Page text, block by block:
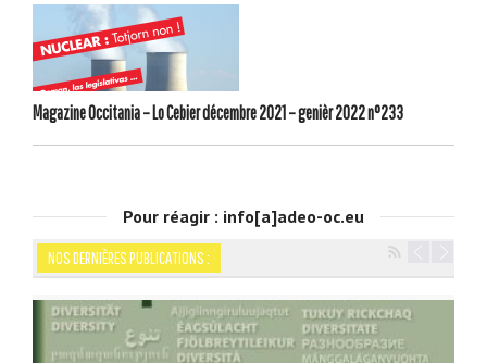
Magazine Occitania – Lo Cebier décembre 2021 – genièr 2022 n°233
Pour réagir : info[a]adeo-oc.eu
NOS DERNIÈRES PUBLICATIONS :
Navigation